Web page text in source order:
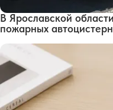
В Ярославской
пожарных автоцистерн